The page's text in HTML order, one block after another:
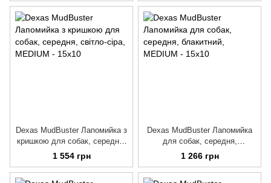
Dexas MudBuster Лапомийка з
кришкою для собак, середня,
світло-сіра
1 554 грн
Dexas MudBuster Лапомийка
для собак, середня,
блакитний
1 266 грн